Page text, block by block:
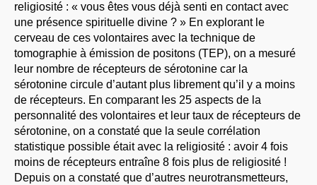
religiosité : « vous êtes vous déjà senti en contact avec
une présence spirituelle divine ? » En explorant le
cerveau de ces volontaires avec la technique de
tomographie à émission de positons (TEP), on a mesuré
leur nombre de récepteurs de sérotonine car la
sérotonine circule d’autant plus librement qu’il y a moins
de récepteurs. En comparant les 25 aspects de la
personnalité des volontaires et leur taux de récepteurs de
sérotonine, on a constaté que la seule corrélation
statistique possible était avec la religiosité : avoir 4 fois
moins de récepteurs entraîne 8 fois plus de religiosité !
Depuis on a constaté que d’autres neurotransmetteurs,